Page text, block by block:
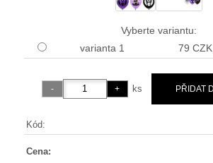
Vyberte variantu:
varianta 1
79 CZK
ks
Kód:
Cena: